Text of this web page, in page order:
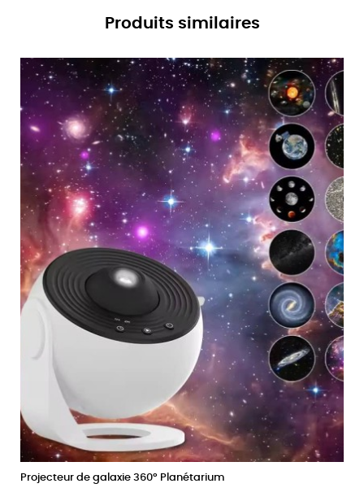
Produits similaires
Projecteur de galaxie 360° Planétarium